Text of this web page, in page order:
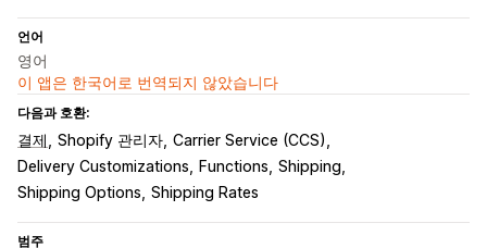
언어
영어
이 앱은 한국어로 번역되지 않았습니다
다음과 호환:
결제 Shopify 관리자 Carrier Service (CCS)
Delivery Customizations
Functions Shipping
Shipping Options Shipping Rates
범주